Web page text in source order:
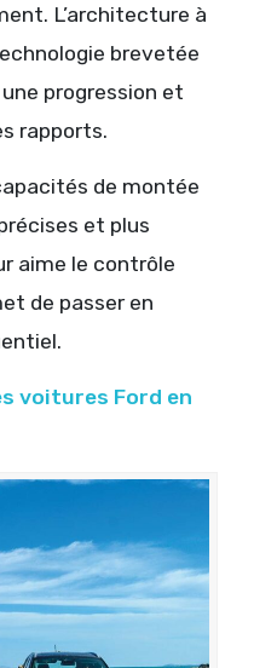
L’architecture à
brevetée
progression et
rapports.
de montée
et plus
aime le contrôle
de passer en
voitures Ford en